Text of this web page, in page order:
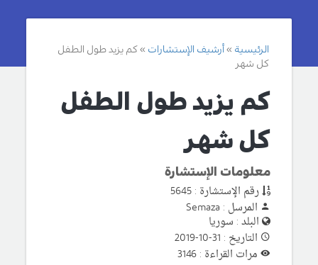
الرئيسية أرشيف الإستشارات
كم يزيد طول الطفل
كل شهر
كم يزيد طول الطفل
كل شهر
معلومات الإستشارة
رقم الإستشارة : 5645
المرسل : Semaza
البلد : سوريا
التاريخ : 31-10-2019
مرات القراءة : 3146